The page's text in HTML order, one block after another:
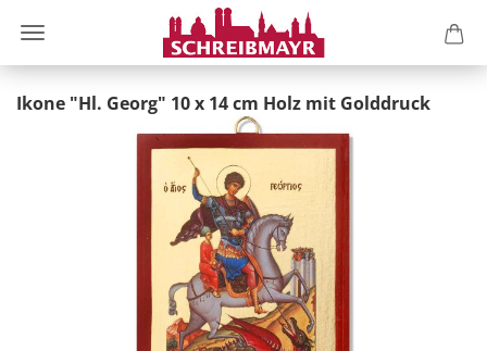
Ikone "Hl. Georg" 10 x 14 cm Holz mit Golddruck